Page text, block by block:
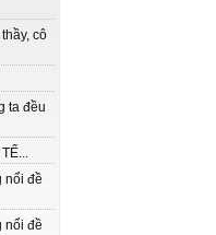
cô
ta đều
nổi đề
nổi đề